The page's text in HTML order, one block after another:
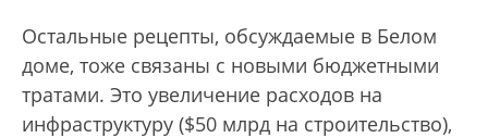
Остальные рецепты, обсуждаемые в Белом
доме, тоже связаны с новыми бюджетными
тратами. Это увеличение расходов на
инфраструктуру ($50 млрд на строительство),